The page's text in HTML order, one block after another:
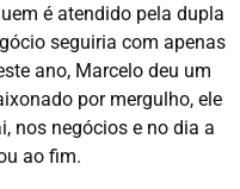
é atendido pela dupla
seguiria com apenas
ano, Marcelo deu um
por mergulho, ele
nos negócios e no dia a
ao fim.